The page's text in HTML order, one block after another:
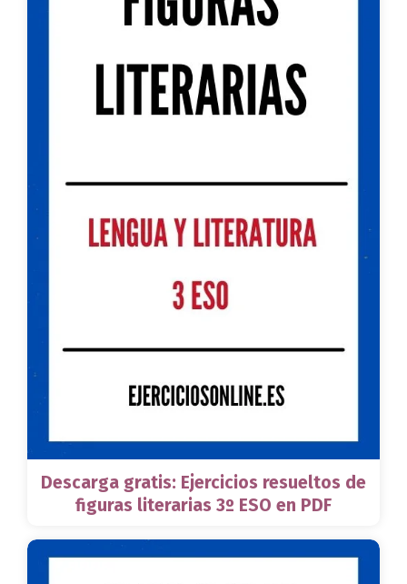
Descarga gratis: Ejercicios resueltos de
figuras literarias 3º ESO en PDF